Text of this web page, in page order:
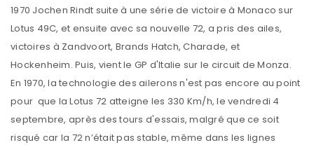
1970 Jochen Rindt suite à une série de victoire à Monaco sur
Lotus 49C, et ensuite avec sa nouvelle 72, a pris des ailes,
victoires à Zandvoort, Brands Hatch, Charade, et
Hockenheim. Puis, vient le GP d'Italie sur le circuit de Monza.
En 1970, la technologie des ailerons n'est pas encore au point
pour que la Lotus 72 atteigne les 330 Km/h, le vendredi 4
septembre, après des tours d'essais, malgré que ce soit
risqué car la 72 n’était pas stable, même dans les lignes